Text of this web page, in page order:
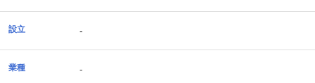
設立 -
業種 -